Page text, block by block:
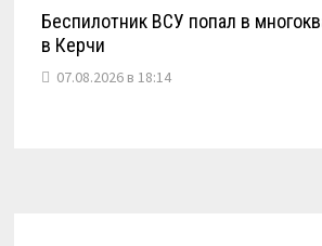
Беспилотник ВСУ попал в
в Керчи
07.08.2026 в 18:14